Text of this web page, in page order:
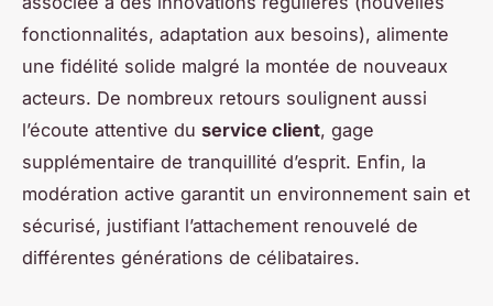
fonctionnalités, adaptation aux besoins), alimente
une fidélité solide malgré la montée de nouveaux
acteurs. De nombreux retours soulignent aussi
l’écoute attentive du service client, gage
supplémentaire de tranquillité d’esprit. Enfin, la
modération active garantit un environnement sain et
sécurisé, justifiant l’attachement renouvelé de
différentes générations de célibataires.